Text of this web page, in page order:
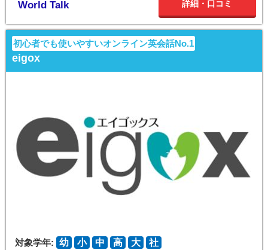
World Talk 詳細・口コミ
初心者でも使いやすいオンライン英会話No.1
eigox
対象学年: 幼 小 中 高 大
社